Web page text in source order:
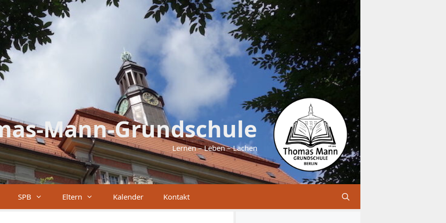
Mann-Grundschule
Lernen – Leben – Lachen
SPB Eltern Kalender Kontakt